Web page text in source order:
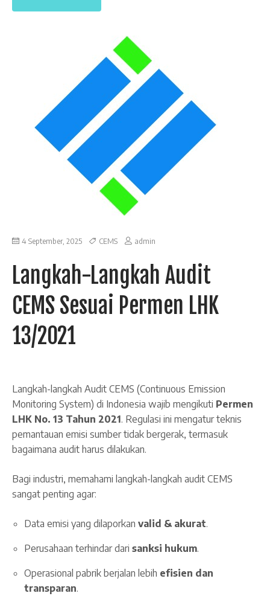
4 September, 2025 CEMS admin
Langkah-Langkah Audit
CEMS Sesuai Permen LHK
13/2021
Langkah-langkah Audit CEMS (Continuous Emission
Monitoring System) di Indonesia wajib mengikuti Permen
LHK No. 13 Tahun 2021. Regulasi ini mengatur teknis
pemantauan emisi sumber tidak bergerak, termasuk
bagaimana audit harus dilakukan.
Bagi industri, memahami langkah-langkah audit CEMS
sangat penting agar:
Data emisi yang dilaporkan valid & akurat.
Perusahaan terhindar dari sanksi hukum.
Operasional pabrik berjalan lebih efisien dan
transparan.